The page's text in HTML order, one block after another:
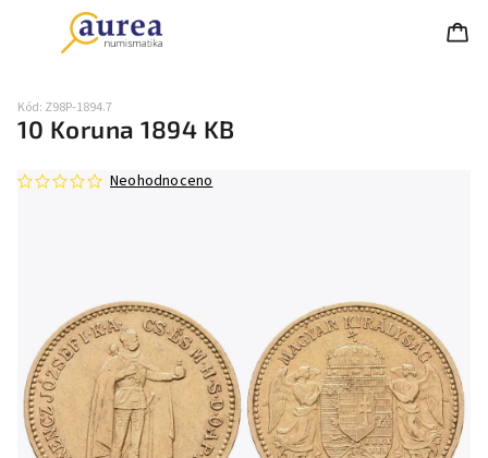
10 Koruna 1894 KB
Kód: Z98P-1894.7
Neohodnoceno